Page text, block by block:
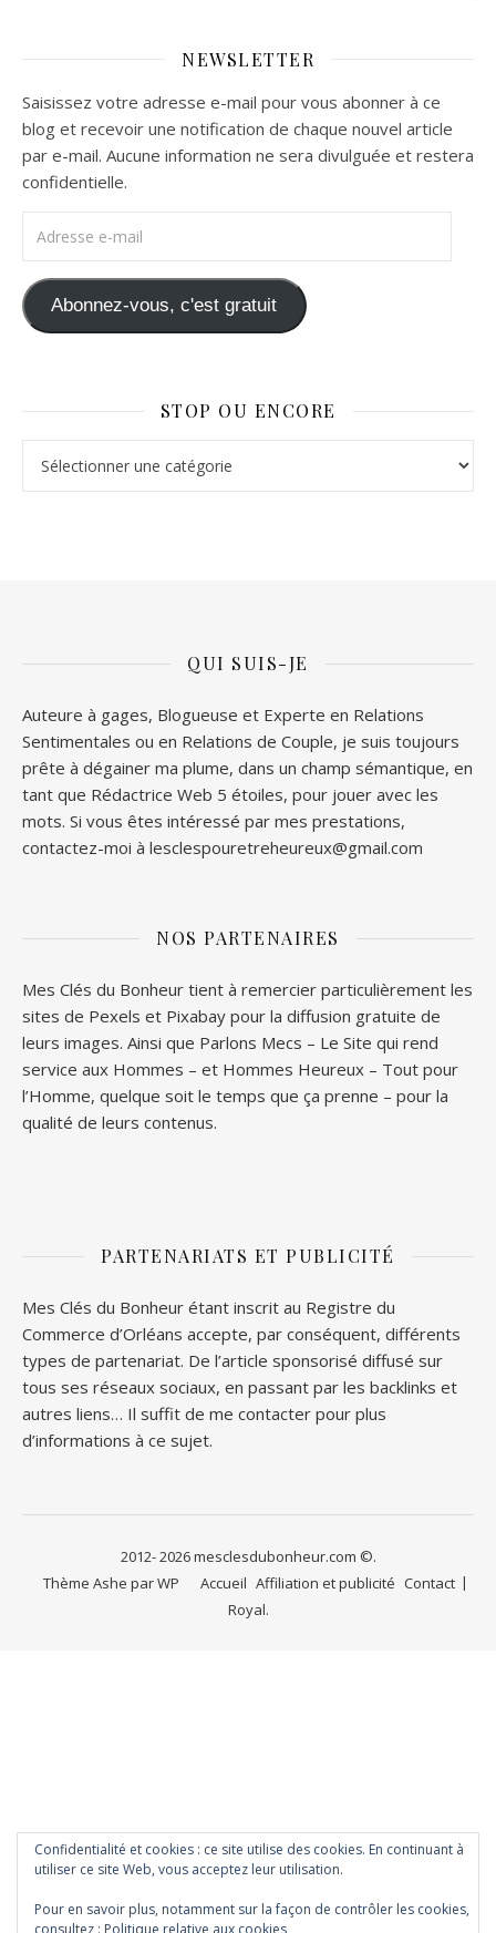
NEWSLETTER
Saisissez votre adresse e-mail pour vous abonner à ce
blog et recevoir une notification de chaque nouvel article
par e-mail. Aucune information ne sera divulguée et restera
confidentielle.
Abonnez-vous, c'est gratuit
STOP OU ENCORE
QUI SUIS-JE
Auteure à gages, Blogueuse et Experte en Relations
Sentimentales ou en Relations de Couple, je suis toujours
prête à dégainer ma plume, dans un champ sémantique, en
tant que Rédactrice Web 5 étoiles, pour jouer avec les
mots. Si vous êtes intéressé par mes prestations,
contactez-moi à lesclespouretreheureux@gmail.com
NOS PARTENAIRES
Mes Clés du Bonheur tient à remercier particulièrement les
sites de Pexels et Pixabay pour la diffusion gratuite de
leurs images. Ainsi que Parlons Mecs – Le Site qui rend
service aux Hommes – et Hommes Heureux – Tout pour
l’Homme, quelque soit le temps que ça prenne – pour la
qualité de leurs contenus.
PARTENARIATS ET PUBLICITÉ
Mes Clés du Bonheur étant inscrit au Registre du
Commerce d’Orléans accepte, par conséquent, différents
types de partenariat. De l’article sponsorisé diffusé sur
tous ses réseaux sociaux, en passant par les backlinks et
autres liens… Il suffit de me contacter pour plus
d’informations à ce sujet.
2012- 2026 mesclesdubonheur.com ©.
Accueil Affiliation et publicité Contact
Thème Ashe parWP
Royal.
Confidentialité et cookies : ce site utilise des cookies. En continuant à
utiliser ce site Web, vous acceptez leur utilisation.
Pour en savoir plus, notamment sur la façon de contrôler les cookies,
consultez : Politique relative aux cookies